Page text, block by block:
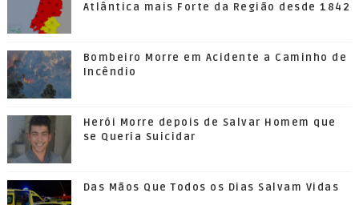
Atlântica mais Forte da Região desde 1842
Bombeiro Morre em Acidente a Caminho de
Incêndio
Herói Morre depois de Salvar Homem que
se Queria Suicidar
Das Mãos Que Todos os Dias Salvam Vidas